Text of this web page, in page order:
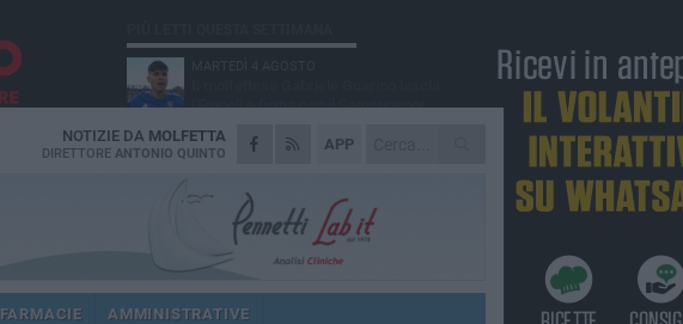
APP
NOTIZIE DA MOLFETTA
DIRETTORE ANTONIO QUINTO
FARMACIE AMMINISTRATIVE
l'Empoli e firma con il Samsunspor
LUNEDÌ 3 AGOSTO
Palazzetto Giovanni Panunzio: dove lo
eccellenza
DOMENICA 2 AGOSTO
Tennistavolo, il molfettese Roberto
Minervini riparte da Otranto
VENERDÌ 31 LUGLIO
Il Barletta continua a pescare a Molfetta
per il vivaio: altri tre giovani biancorossi